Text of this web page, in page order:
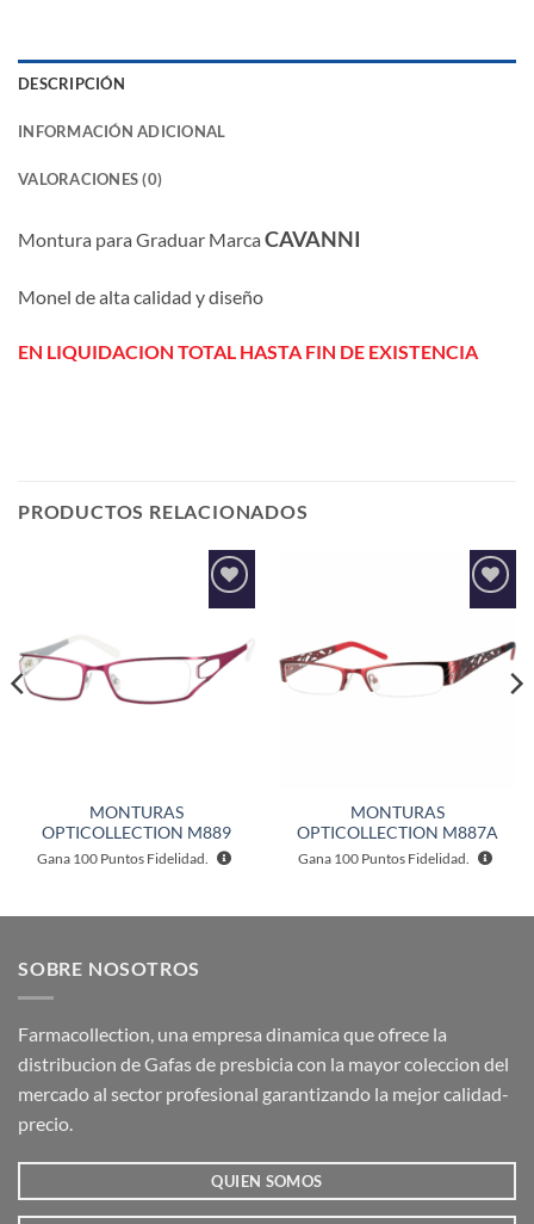
DESCRIPCIÓN
INFORMACIÓN ADICIONAL
VALORACIONES (0)
Montura para Graduar Marca CAVANNI
Monel de alta calidad y diseño
EN LIQUIDACION TOTAL HASTA FIN DE EXISTENCIA
PRODUCTOS RELACIONADOS
Añadir
lista de
deseos
MONTURAS
OPTICOLLECTION M889
Gana 100Puntos Fidelidad.
Añadir
lista de
deseos
MONTURAS
OPTICOLLECTION M887A
Gana 100Puntos Fidelidad.
SOBRE NOSOTROS
Farmacollection, una empresa dinamica que ofrece la
distribucion de Gafas de presbicia con la mayor coleccion del
mercado al sector profesional garantizando la mejor calidad-
precio.
QUIEN SOMOS